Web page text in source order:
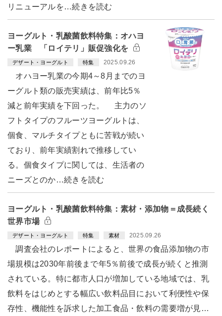
リニューアルを…続きを読む
ヨーグルト・乳酸菌飲料特集：オハヨ
ー乳業 「ロイテリ」販促強化を
デザート・ヨーグルト 特集 2025.09.26
オハヨー乳業の今期4～8月までのヨ
ーグルト類の販売実績は、前年比5％
減と前年実績を下回った。 主力のソ
フトタイプのフルーツヨーグルトは、
個食、マルチタイプともに苦戦が続い
ており、前年実績割れで推移してい
る。個食タイプに関しては、生活者の
ニーズとのか…続きを読む
ヨーグルト・乳酸菌飲料特集：素材・添加物＝成長続く
世界市場
デザート・ヨーグルト 特集 素材 2025.09.26
調査会社のレポートによると、世界の食品添加物の市
場規模は2030年前後まで年5％前後で成長が続くと推測
されている。特に都市人口が増加している地域では、乳
飲料をはじめとする幅広い飲料品目において利便性や保
存性、機能性を訴求した加工食品・飲料の需要増が見…